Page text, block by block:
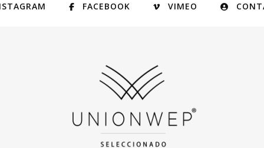
FACEBOOK VIMEO